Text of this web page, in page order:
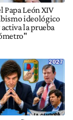
Papa León XIV
ideológico
la prueba